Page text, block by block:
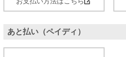
あと払い（ペイディ）